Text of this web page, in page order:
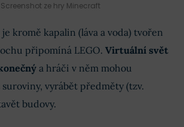
Screenshot ze hry Minecraft
kromě kapalin (láva a voda) tvořen
připomíná LEGO. Virtuální svět
a hráči v něm mohou
vyrábět předměty (tzv.
budovy.